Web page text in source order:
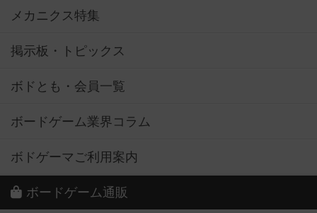
メカニクス特集
掲示板・トピックス
ボドとも・会員一覧
ボードゲーム業界コラム
ボドゲーマご利用案内
ボードゲーム通販